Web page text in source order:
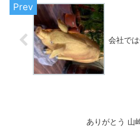
会社で
ありがとう 山